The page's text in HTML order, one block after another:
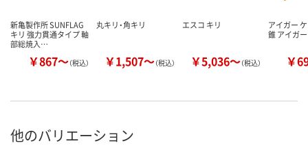
新亀製作所 SUNFLAG
キリ 強力貫通タイプ 軸
部総焼入…
￥867～（税込）
丸キリ・角キリ
￥1,507～（税込）
エスコ キリ
￥5,036～（税込）
アイガー
錐 アイガ
￥
他のバリエーション